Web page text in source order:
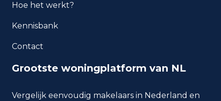
Welke woningtypen komen
Hoe het werkt?
Kennisbank
Contact
Grootste woningplatform van NL
Vergelijk eenvoudig makelaars in Nederland en